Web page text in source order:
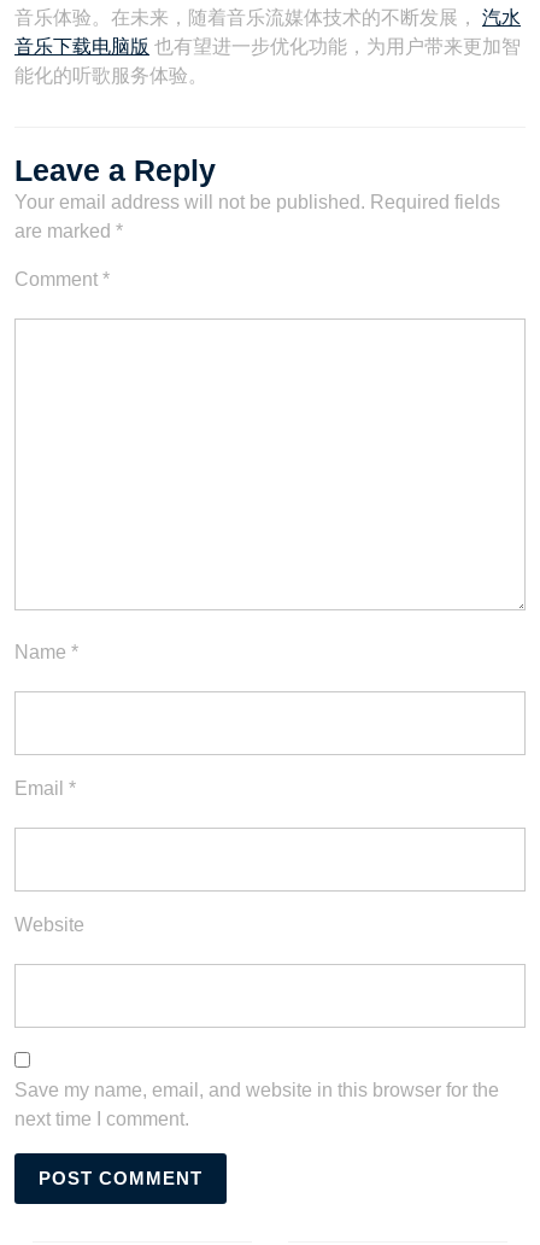
音乐体验。在未来，随着音乐流媒体技术的不断发展， 汽水
音乐下载电脑版 也有望进一步优化功能，为用户带来更加智
能化的听歌服务体验。
Leave a Reply
Your email address will not be published. Required fields
are marked *
Comment *
Name *
Email *
Website
Save my name, email, and website in this browser for the
next time I comment.